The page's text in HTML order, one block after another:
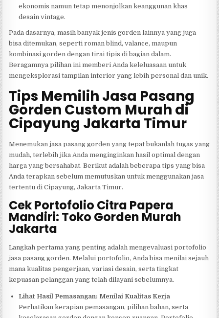
ekonomis namun tetap menonjolkan keanggunan khas
desain vintage.
Pada dasarnya, masih banyak jenis gorden lainnya yang juga
bisa ditemukan, seperti roman blind, valance, maupun
kombinasi gorden dengan tirai tipis di bagian dalam.
Beragamnya pilihan ini memberi Anda keleluasaan untuk
mengeksplorasi tampilan interior yang lebih personal dan unik.
Tips Memilih Jasa Pasang
Gorden Custom Murah di
Cipayung Jakarta Timur
Menemukan jasa pasang gorden yang tepat bukanlah tugas yang
mudah, terlebih jika Anda menginginkan hasil optimal dengan
harga yang bersahabat. Berikut adalah beberapa tips yang bisa
Anda terapkan sebelum memutuskan untuk menggunakan jasa
tertentu di Cipayung, Jakarta Timur.
Cek Portofolio Citra Papera
Mandiri: Toko Gorden Murah
Jakarta
Langkah pertama yang penting adalah mengevaluasi portofolio
jasa pasang gorden. Melalui portofolio, Anda bisa menilai sejauh
mana kualitas pengerjaan, variasi desain, serta tingkat
kepuasan pelanggan yang telah dilayani sebelumnya.
Lihat Hasil Pemasangan: Menilai Kualitas Kerja
Perhatikan kerapian pemasangan, pilihan bahan, serta